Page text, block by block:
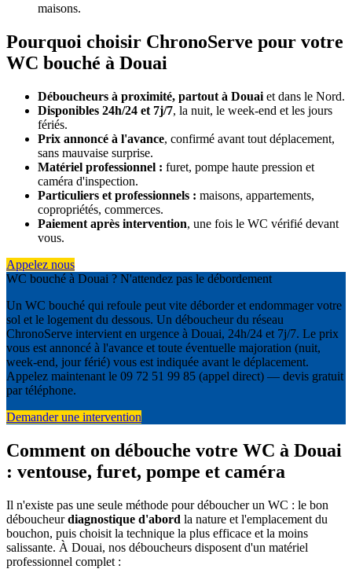
maisons.
Pourquoi choisir ChronoServe pour votre
WC bouché à Douai
Déboucheurs à proximité, partout à Douai et dans le Nord.
Disponibles 24h/24 et 7j/7, la nuit, le week-end et les jours
fériés.
Prix annoncé à l'avance, confirmé avant tout déplacement,
sans mauvaise surprise.
Matériel professionnel : furet, pompe haute pression et
caméra d'inspection.
Particuliers et professionnels : maisons, appartements,
copropriétés, commerces.
Paiement après intervention, une fois le WC vérifié devant
vous.
Appelez nous
WC bouché à Douai ? N'attendez pas le débordement
Un WC bouché qui refoule peut vite déborder et endommager votre
sol et le logement du dessous. Un déboucheur du réseau
ChronoServe intervient en urgence à Douai, 24h/24 et 7j/7. Le prix
vous est annoncé à l'avance et toute éventuelle majoration (nuit,
week-end, jour férié) vous est indiquée avant le déplacement.
Appelez maintenant le 09 72 51 99 85 (appel direct) — devis gratuit
par téléphone.
Demander une intervention
Comment on débouche votre WC à Douai
: ventouse, furet, pompe et caméra
Il n'existe pas une seule méthode pour déboucher un WC : le bon
déboucheurdiagnostique d'abord la nature et l'emplacement du
bouchon, puis choisit la technique la plus efficace et la moins
salissante. À Douai, nos déboucheurs disposent d'un matériel
professionnel complet :